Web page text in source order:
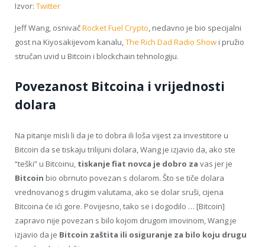
Izvor: Twitter
Jeff Wang, osnivačRocket Fuel Crypto, nedavno je bio specijalni
gost na Kiyosakijevom kanalu,The Rich Dad Radio Show i pružio
stručan uvid u Bitcoin i blockchain tehnologiju.
Povezanost Bitcoina i vrijednosti
dolara
Na pitanje misli li da je to dobra ili loša vijest za investitore u
Bitcoin da se tiskaju trilijuni dolara, Wang je izjavio da, ako ste
“teški” u Bitcoinu, tiskanje fiat novca je dobro za vas jer je
Bitcoin bio obrnuto povezan s dolarom. Što se tiče dolara
vrednovanog s drugim valutama, ako se dolar sruši, cijena
Bitcoina će ići gore. Povijesno, tako se i dogodilo … [Bitcoin]
zapravo nije povezan s bilo kojom drugom imovinom, Wang je
izjavio da je Bitcoin zaštita ili osiguranje za bilo koju drugu